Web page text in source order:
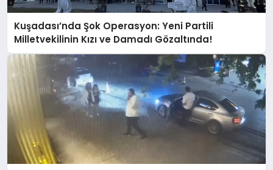
Kuşadası’nda Şok Operasyon: Yeni Partili
Milletvekilinin Kızı ve Damadı Gözaltında!